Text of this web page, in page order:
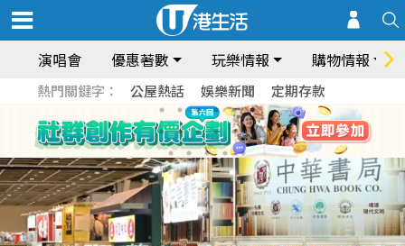
演唱會 優惠著數 玩樂情報 購物情報
熱門關鍵字： 公屋熱話 娛樂新聞 定期存款